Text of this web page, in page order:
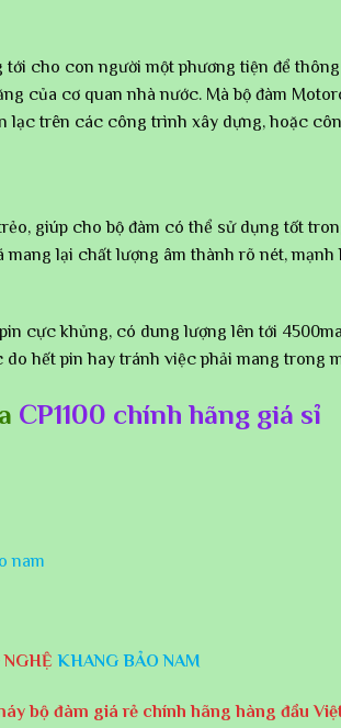
tới cho con người một phương tiện để
của cơ quan nhà nước. Mà bộ đàm
lạc trên các công trình xây dựng, hoặc
giúp cho bộ đàm có thể sử dụng tốt
mang lại chất lượng âm thành rõ nét,
cực khủng, có dung lượng lên tới
hết pin hay tránh việc phải mang trong
CP1100 chính hãng giá sỉ
nam
KHANG BẢO NAM
bộ đàm giá rẻ chính hãng hàng đầu